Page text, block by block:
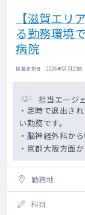
【滋賀エ
る勤務環境
病院
掲載更新日 : 2026年07月23
担当エージ
・定時で退出さ
い勤務です。
・脳神経外科か
・京都大阪方面
勤務地
科目